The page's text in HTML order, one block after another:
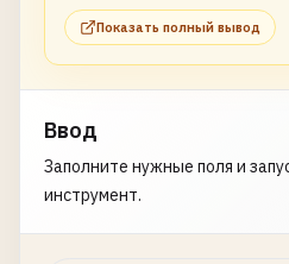
Показать полный вывод
Ввод
Заполните нужные поля и
инструмент.